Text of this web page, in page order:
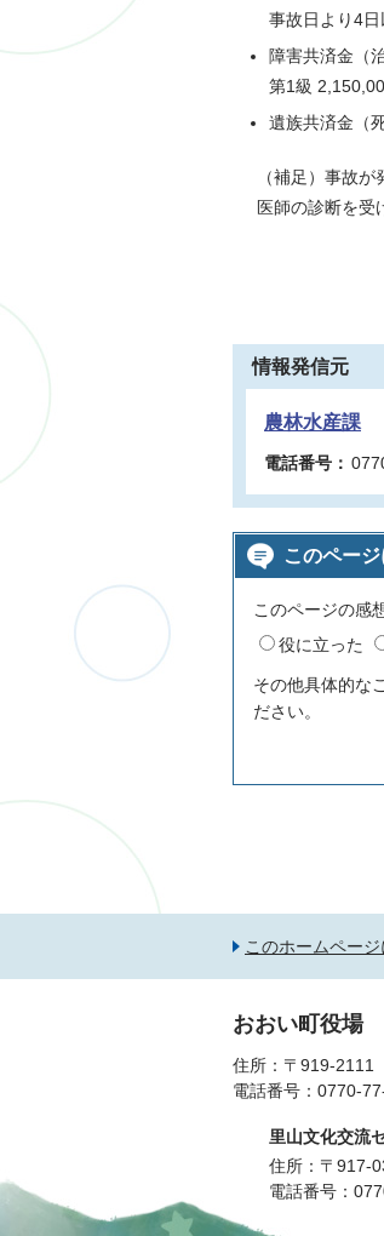
事故日より4
障害共済金（
第1級
遺族共済金（
（補足）事故
医師の診断を受
情報発信元
農林水産課
電話番号：
このペー
このページの感
役に立った
その他具体的な
ださい。
このホームページ
おおい町役場
住所：〒919-2111
電話番号： 0770-
里山文化交流
住所：〒917-
電話番号：